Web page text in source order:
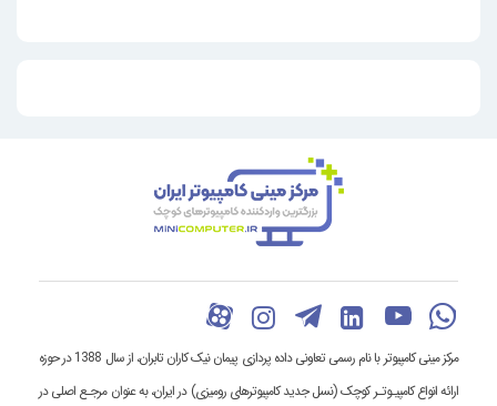
مرکز مینی کامپیوتر با نام رسمی تعاونی داده پردازی پیمان نیک کاران تابران، از سال 1388 در حوزه
ارائه انواع کامپیـوتـر کوچک (نسل جدید کامپیوترهای رومیزی) در ایران، به عنوان مرجـع اصلی در